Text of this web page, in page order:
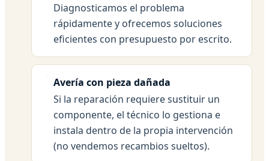
Diagnosticamos el problema
rápidamente y ofrecemos soluciones
eficientes con presupuesto por escrito.
Avería con pieza dañada
Si la reparación requiere sustituir un
componente, el técnico lo gestiona e
instala dentro de la propia intervención
(no vendemos recambios sueltos).